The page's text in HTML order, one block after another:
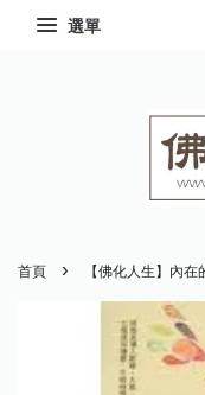
選單
首頁 › 【佛化人生】內